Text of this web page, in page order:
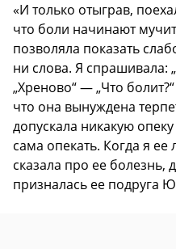
«И только отыграв,
что боли начинают
позволяла показать
ни слова. Я спрашивала:
„Хреново“ — „Что
что она вынуждена
допускала никакую
сама опекать. Когда я
сказала про ее болезнь,
призналась ее подруга